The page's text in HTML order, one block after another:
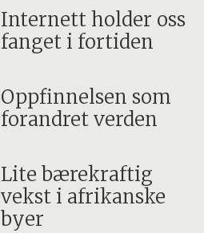
Internett holder oss
fanget i fortiden
Oppfinnelsen som
forandret verden
Lite bærekraftig
vekst i afrikanske
byer